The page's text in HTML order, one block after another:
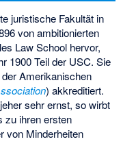
juristische Fakultät in
von ambitionierten
Law School hervor,
1900 Teil der USC. Sie
Amerikanischen
) akkreditiert.
sehr ernst, so wirbt
zu ihren ersten
von Minderheiten